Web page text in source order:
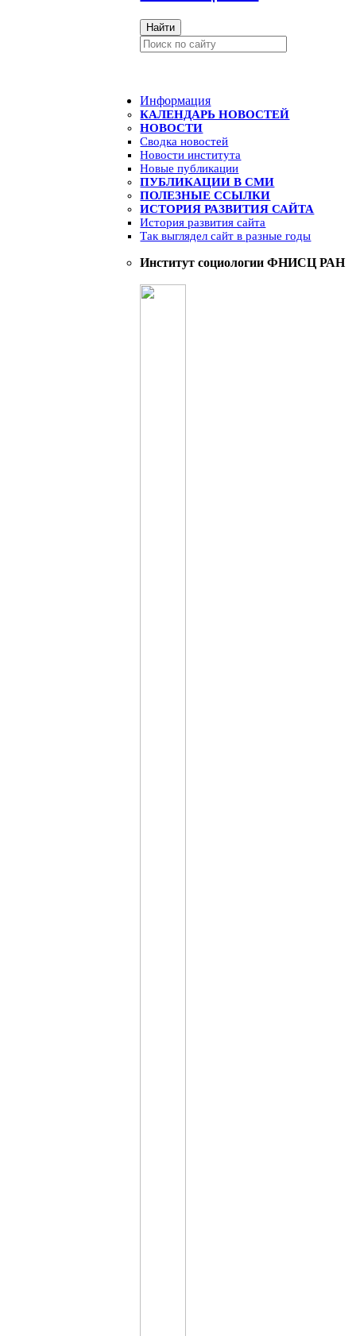
Найти
Информация
КАЛЕНДАРЬ НОВОСТЕЙ
НОВОСТИ
Сводка новостей
Новости института
Новые публикации
ПУБЛИКАЦИИ В СМИ
ПОЛЕЗНЫЕ ССЫЛКИ
ИСТОРИЯ РАЗВИТИЯ САЙТА
История развития сайта
Так выглядел сайт в разные годы
Институт социологии ФНИСЦ РАН